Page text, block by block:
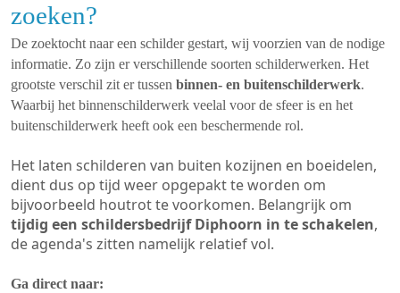
zoeken?
De zoektocht naar een schilder gestart, wij voorzien van de nodige
informatie. Zo zijn er verschillende soorten schilderwerken. Het
grootste verschil zit er tussen binnen- en buitenschilderwerk.
Waarbij het binnenschilderwerk veelal voor de sfeer is en het
buitenschilderwerk heeft ook een beschermende rol.
Het laten schilderen van buiten kozijnen en boeidelen,
dient dus op tijd weer opgepakt te worden om
bijvoorbeeld houtrot te voorkomen. Belangrijk om
tijdig een schildersbedrijf Diphoorn in te schakelen,
de agenda's zitten namelijk relatief vol.
Ga direct naar: